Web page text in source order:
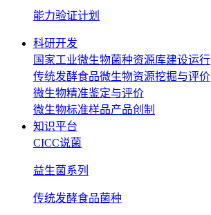
能力验证计划
科研开发
国家工业微生物菌种资源库建设运行
传统发酵食品微生物资源挖掘与评价
微生物精准鉴定与评价
微生物标准样品产品创制
知识平台
CICC说菌
益生菌系列
传统发酵食品菌种